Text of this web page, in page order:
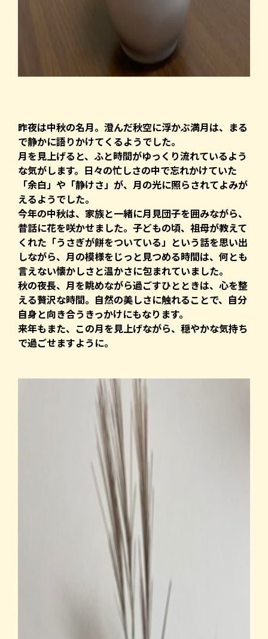
昨夜は中秋の名月。澄んだ秋空に浮かぶ満月は、まる
で静かに語りかけてくるようでした。
月を見上げると、ふと時間がゆっくり流れているよう
な気がします。日々の忙しさの中で忘れかけていた
「余白」や「静けさ」が、月の光に照らされてよみが
えるようでした。
今年の中秋は、家族と一緒に月見団子を囲みながら、
昔話に花を咲かせました。子どもの頃、祖母が教えて
くれた「うさぎが餅をついている」という話を思い出
しながら、月の模様をじっと見つめる時間は、何とも
言えない懐かしさと温かさに包まれていました。
秋の夜長、月を眺めながら過ごすひとときは、心を整
える贅沢な時間。自然の美しさに触れることで、自分
自身と向き合うきっかけにもなります。
来年もまた、この月を見上げながら、穏やかな気持ち
で過ごせますように。